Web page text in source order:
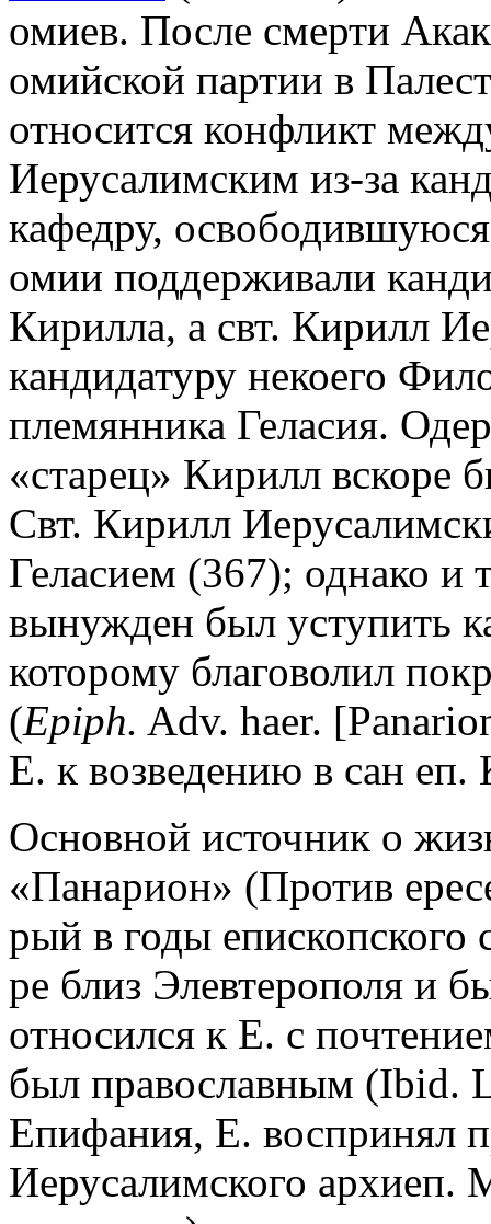
омиев. После смерти
омийской партии в
относится конфликт
Иерусалимским из-за
кафедру,
омии поддерживали
Кирилла, а свт. Кирилл
кандидатуру некоего
племянника Геласия.
«старец» Кирилл вскоре
Свт. Кирилл
Геласием (367); однако и
вынужден был уступить
которому благоволил
(Epiph. Adv. haer.
Е. к возведению в сан еп.
Основной источник о
«Панарион» (Против
рый в годы епископского
ре близ Элевтерополя и
относился к Е. с
был православным (Ibid.
Епифания, Е. воспринял
Иерусалимского архиеп.